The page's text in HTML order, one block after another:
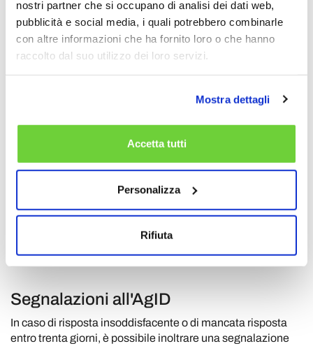
nostri partner che si occupano di analisi dei dati web,
pubblicità e social media, i quali potrebbero combinarle
con altre informazioni che ha fornito loro o che hanno
raccolto dal suo utilizzo dei loro servizi.
Mostra dettagli
Accetta tutti
Personalizza
Rifiuta
accessibilità
La presente dichiarazione è stata redatta il 29/08/2025.
Le informazioni contenute derivano da un’attività di
Modalità di invio delle segnalazioni e
Ti invitiamo a contattarci per segnalare qualsiasi problema
di accessibilità riscontrato su una pagina del nostro sito,
natura del problema: faremo del nostro meglio per rendere
il contenuto accessibile.
Segnalazioni all'AgID
In caso di risposta insoddisfacente o di mancata risposta
entro trenta giorni, è possibile inoltrare una segnalazione